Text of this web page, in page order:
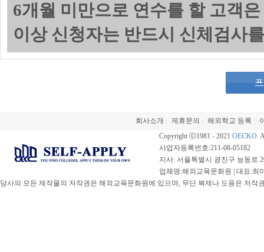
6개월 미만으로 연수를 할 고객
이상 신청자는 반드시 신체검사
회사소개 제휴문의 해외학교 등록
Copyright ⓒ1981 - 2021 OECKO.
사업자등록번호:211-08-05182
지사: 서울특별시 광진구 능동로
업체명:해외교육문화원 | 대표:최
당사의 모든 제작물의 저작권은 해외교육문화원에 있으며, 무단 복제나 도용은 저